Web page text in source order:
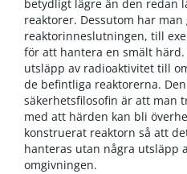
betydligt lägre än den redan
reaktorer. Dessutom har
reaktorinneslutningen, till
för att hantera en smält
utsläpp av radioaktivitet till
de befintliga reaktorerna.
säkerhetsfilosofin är att man
med att härden kan bli
konstruerat reaktorn så att
hanteras utan några utsläpp
omgivningen.